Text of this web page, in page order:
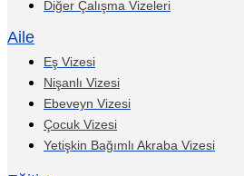
Diğer Çalışma Vizeleri
Aile
Eş Vizesi
Nişanlı Vizesi
Ebeveyn Vizesi
Çocuk Vizesi
Yetişkin Bağımlı Akraba Vizesi